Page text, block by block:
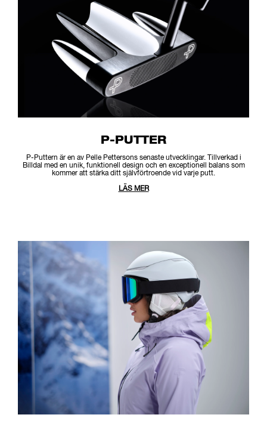
P-PUTTER
P-Puttern är en av Pelle Pettersons senaste utvecklingar. Tillverkad i
Billdal med en unik, funktionell design och en exceptionell balans som
kommer att stärka ditt självförtroende vid varje putt.
LÄS MER